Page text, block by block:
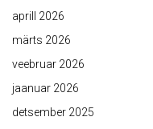
aprill 2026
märts 2026
veebruar 2026
jaanuar 2026
detsember 2025